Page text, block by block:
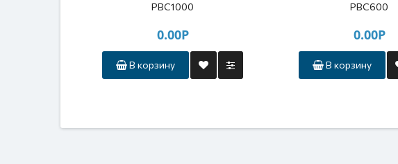
PBC1000
0.00Р
В корзину
PBC600
0.00Р
В корзину